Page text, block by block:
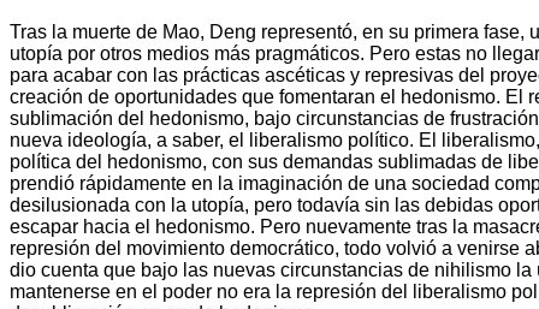
Tras la muerte de Mao, Deng representó, en su primera fase,
utopía por otros medios más pragmáticos. Pero estas no
para acabar con las prácticas ascéticas y represivas del
creación de oportunidades que fomentaran el hedonismo. El
sublimación del hedonismo, bajo circunstancias de
nueva ideología, a saber, el liberalismo político. El
política del hedonismo, con sus demandas sublimadas de
prendió rápidamente en la imaginación de una sociedad
desilusionada con la utopía, pero todavía sin las debidas
escapar hacia el hedonismo. Pero nuevamente tras la
represión del movimiento democrático, todo volvió a venirse
dio cuenta que bajo las nuevas circunstancias de nihilismo la
mantenerse en el poder no era la represión del liberalismo